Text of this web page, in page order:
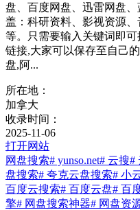
盘、百度网盘、迅雷网盘
盖：科研资料、影视资源
等。只需要输入关键词即
链接,大家可以保存至自己
盘,阿...
所在地：
加拿大
收录时间：
2025-11-06
打开网站
网盘搜索# yunso.net# 云搜#
盘搜索# 夸克云盘搜索# 小
百度云搜索# 百度云盘# 百
擎# 网盘搜索神器# 网盘资